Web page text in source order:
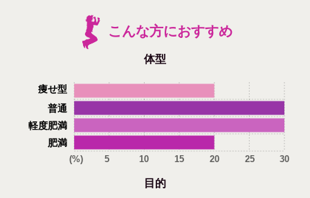
こんな方におすすめ
体型
肥満
軽度肥満
普通
痩せ型
(%) 5 10 15 20 25 30
目的